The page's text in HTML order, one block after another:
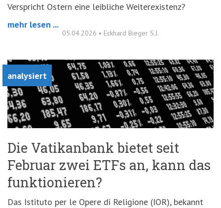
Verspricht Ostern eine leibliche Weiterexistenz?
mehr lesen ...
05.04.2026 • Eckhard Bieger S.J.
analysiert
Die Vatikanbank bietet seit
Februar zwei ETFs an, kann das
funktionieren?
Das Istituto per le Opere di Religione (IOR), bekannt